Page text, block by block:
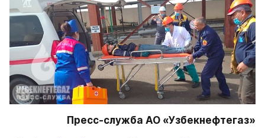
Пресс-служба АО «Узбекнефтегаз»